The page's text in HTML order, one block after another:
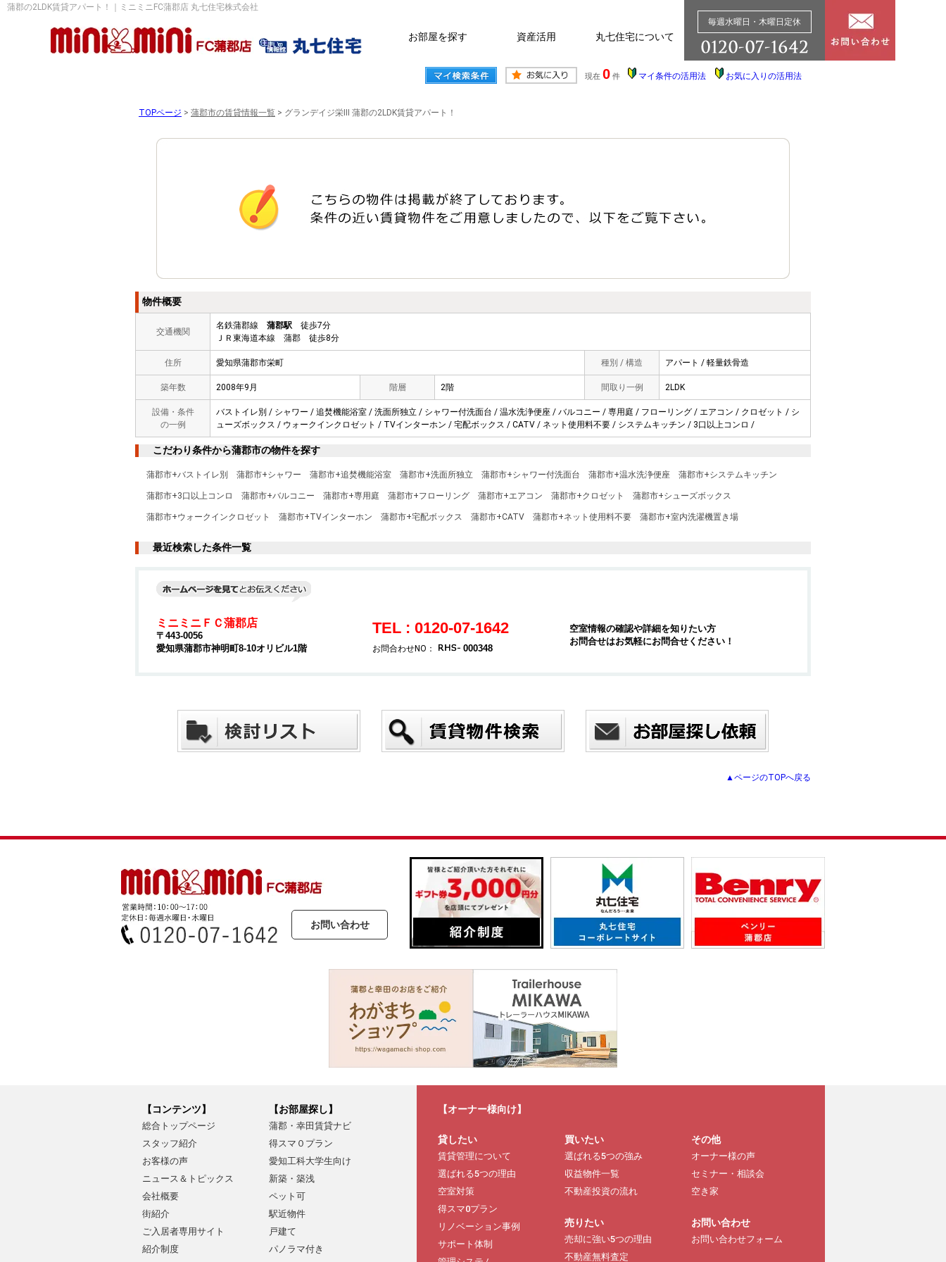
蒲郡の2LDK賃貸アパート！｜ミニミニFC蒲郡店 丸七住宅株式会社
お部屋を探す 資産活用 丸七住宅について
毎週水曜日・木曜日定休
現在 0 件 マイ条件の活用法 お気に入りの活用法
TOPページ > 蒲郡市の賃貸情報一覧 > グランデイジ栄III 蒲郡の2LDK賃貸アパート！
物件概要
交通機関
名鉄蒲郡線 蒲郡駅 徒歩7分
ＪＲ東海道本線 蒲郡 徒歩8分
住所 愛知県蒲郡市栄町 種別 / 構造 アパート / 軽量鉄骨造
築年数 2008年9月 階層 2階 間取り一例 2LDK
設備・条件
の一例
バストイレ別 / シャワー / 追焚機能浴室 / 洗面所独立 / シャワー付洗面台 / 温水洗浄便座 / バルコニー / 専用庭 / フローリング / エアコン / クロゼット / シ
ューズボックス / ウォークインクロゼット / TVインターホン / 宅配ボックス / CATV / ネット使用料不要 / システムキッチン / 3口以上コンロ /
こだわり条件から蒲郡市の物件を探す
蒲郡市+バストイレ別 蒲郡市+シャワー 蒲郡市+追焚機能浴室 蒲郡市+洗面所独立 蒲郡市+シャワー付洗面台 蒲郡市+温水洗浄便座 蒲郡市+システムキッチン
蒲郡市+3口以上コンロ 蒲郡市+バルコニー 蒲郡市+専用庭 蒲郡市+フローリング 蒲郡市+エアコン 蒲郡市+クロゼット 蒲郡市+シューズボックス
蒲郡市+ウォークインクロゼット 蒲郡市+TVインターホン 蒲郡市+宅配ボックス 蒲郡市+CATV 蒲郡市+ネット使用料不要 蒲郡市+室内洗濯機置き場
最近検索した条件一覧
ミニミニＦＣ蒲郡店
〒443-0056
愛知県蒲郡市神明町8-10オリビル1階
TEL : 0120-07-1642
お問合わせNO： 000348
空室情報の確認や詳細を知りたい方
お問合せはお気軽にお問合せください！
▲ページのTOPへ戻る
お問い合わせ
【コンテンツ】
総合トップページ
スタッフ紹介
お客様の声
ニュース＆トピックス
会社概要
街紹介
ご入居者専用サイト
紹介制度
【お部屋探し】
蒲郡・幸田賃貸ナビ
得スマ０プラン
愛知工科大学生向け
新築・築浅
ペット可
駅近物件
戸建て
パノラマ付き
【オーナー様向け】
貸したい
賃貸管理について
選ばれる5つの理由
空室対策
得スマ0プラン
リノベーション事例
サポート体制
買いたい
選ばれる5つの強み
収益物件一覧
不動産投資の流れ
売りたい
売却に強い5つの理由
不動産無料査定
その他
オーナー様の声
セミナー・相談会
空き家
お問い合わせ
お問い合わせフォーム